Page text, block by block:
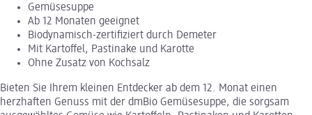
Gemüsesuppe
Ab 12 Monaten geeignet
Biodynamisch-zertifiziert durch Demeter
Mit Kartoffel, Pastinake und Karotte
Ohne Zusatz von Kochsalz
Bieten Sie Ihrem kleinen Entdecker ab dem 12. Monat einen
herzhaften Genuss mit der dmBio Gemüsesuppe, die sorgsam